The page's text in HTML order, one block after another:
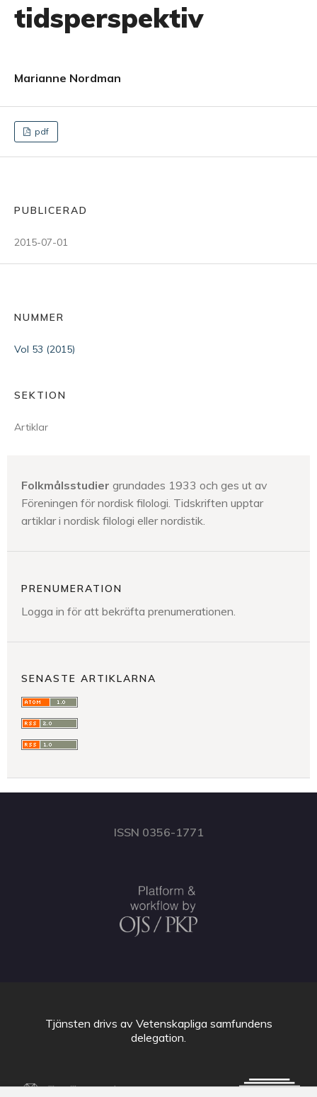
tidsperspektiv
Marianne Nordman
pdf
PUBLICERAD
2015-07-01
NUMMER
Vol 53 (2015)
SEKTION
Artiklar
Folkmålsstudier grundades 1933 och ges ut av
Föreningen för nordisk filologi. Tidskriften upptar
artiklar i nordisk filologi eller nordistik.
PRENUMERATION
Logga in för att bekräfta prenumerationen.
SENASTE ARTIKLARNA
ISSN 0356-1771
Tjänsten drivs av Vetenskapliga samfundens
delegation